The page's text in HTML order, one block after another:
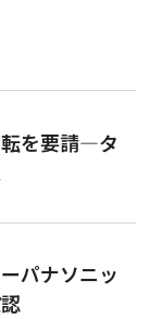
を要請—タ
パナソニッ